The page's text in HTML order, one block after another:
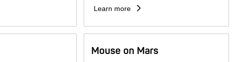
Learn more
Mouse on Mars